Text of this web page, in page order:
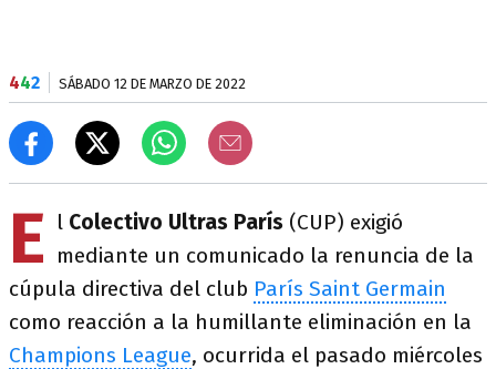
442 SÁBADO 12 DE MARZO DE 2022
E l Colectivo Ultras París (CUP) exigió
mediante un comunicado la renuncia de la
cúpula directiva del club París Saint Germain
como reacción a la humillante eliminación en la
Champions League, ocurrida el pasado miércoles